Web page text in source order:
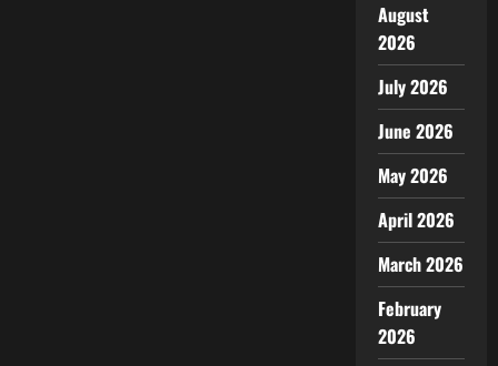
August
2026
July 2026
June 2026
May 2026
April 2026
March 2026
February
2026